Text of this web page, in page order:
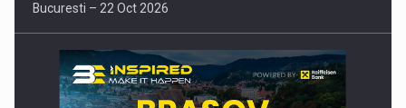
Bucuresti – 22 Oct 2026